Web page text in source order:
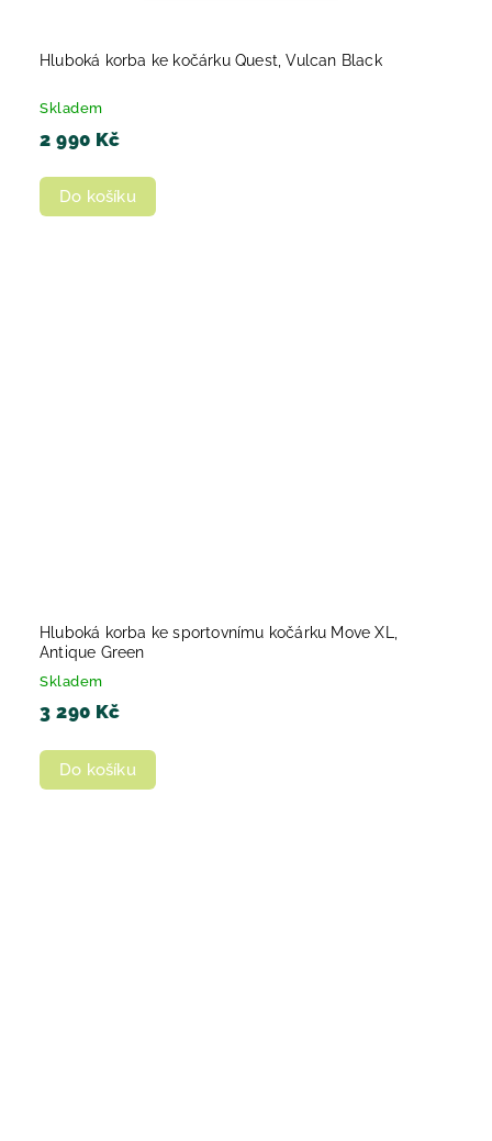
Hluboká korba ke kočárku Quest, Vulcan Black
Skladem
2 990 Kč
Do košíku
Hluboká korba ke sportovnímu kočárku Move XL,
Antique Green
Skladem
3 290 Kč
Do košíku